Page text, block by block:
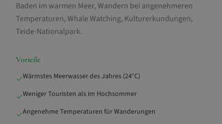
Baden im warmen Meer, Wandern bei angenehmeren
Temperaturen, Whale Watching, Kulturerkundungen,
Teide-Nationalpark.
Vorteile
✓Wärmstes Meerwasser des Jahres (24°C)
✓Weniger Touristen als im Hochsommer
✓Angenehme Temperaturen für Wanderungen